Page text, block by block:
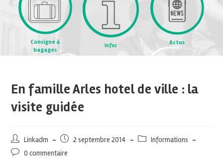
Consigne à
bagages
Infos Actus
En famille Arles hotel de ville : la
visite guidée
Linkadm 2 septembre 2014
Informations
0 commentaire